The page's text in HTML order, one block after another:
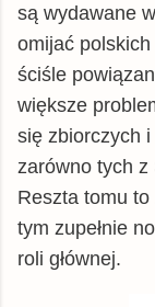
są wydawane
omijać
ściśle
większe
się zbiorczych i
zarówno tych
Reszta tomu
tym zupełnie
roli głównej.